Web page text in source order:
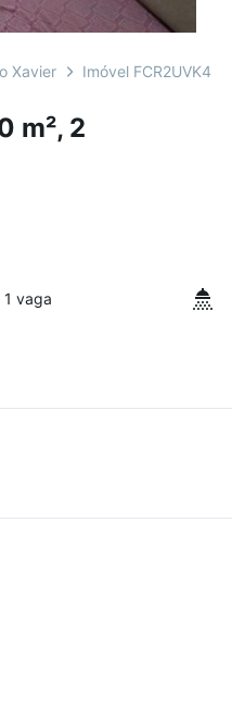
Xavier Imóvel FCR2UVK4
m², 2
1 vaga